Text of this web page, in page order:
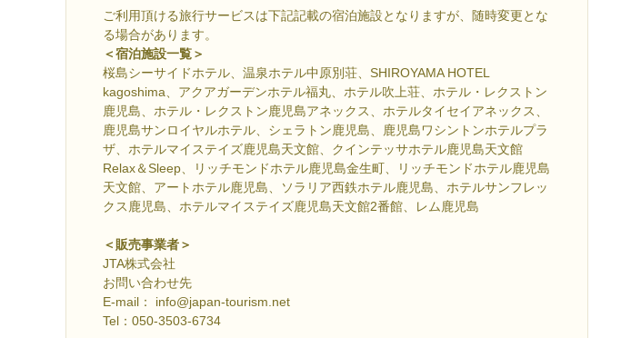
ご利用頂ける旅行サービスは下記記載の宿泊施設となりますが、随時変更とな
る場合があります。
＜宿泊施設一覧＞
桜島シーサイドホテル、温泉ホテル中原別荘、SHIROYAMA HOTEL
kagoshima、アクアガーデンホテル福丸、ホテル吹上荘、ホテル・レクストン
鹿児島、ホテル・レクストン鹿児島アネックス、ホテルタイセイアネックス、
鹿児島サンロイヤルホテル、シェラトン鹿児島、鹿児島ワシントンホテルプラ
ザ、ホテルマイステイズ鹿児島天文館、クインテッサホテル鹿児島天文館
Relax＆Sleep、リッチモンドホテル鹿児島金生町、リッチモンドホテル鹿児島
天文館、アートホテル鹿児島、ソラリア西鉄ホテル鹿児島、ホテルサンフレッ
クス鹿児島、ホテルマイステイズ鹿児島天文館2番館、レム鹿児島
＜販売事業者＞
JTA株式会社
お問い合わせ先
E-mail： info@japan-tourism.net
Tel：050-3503-6734